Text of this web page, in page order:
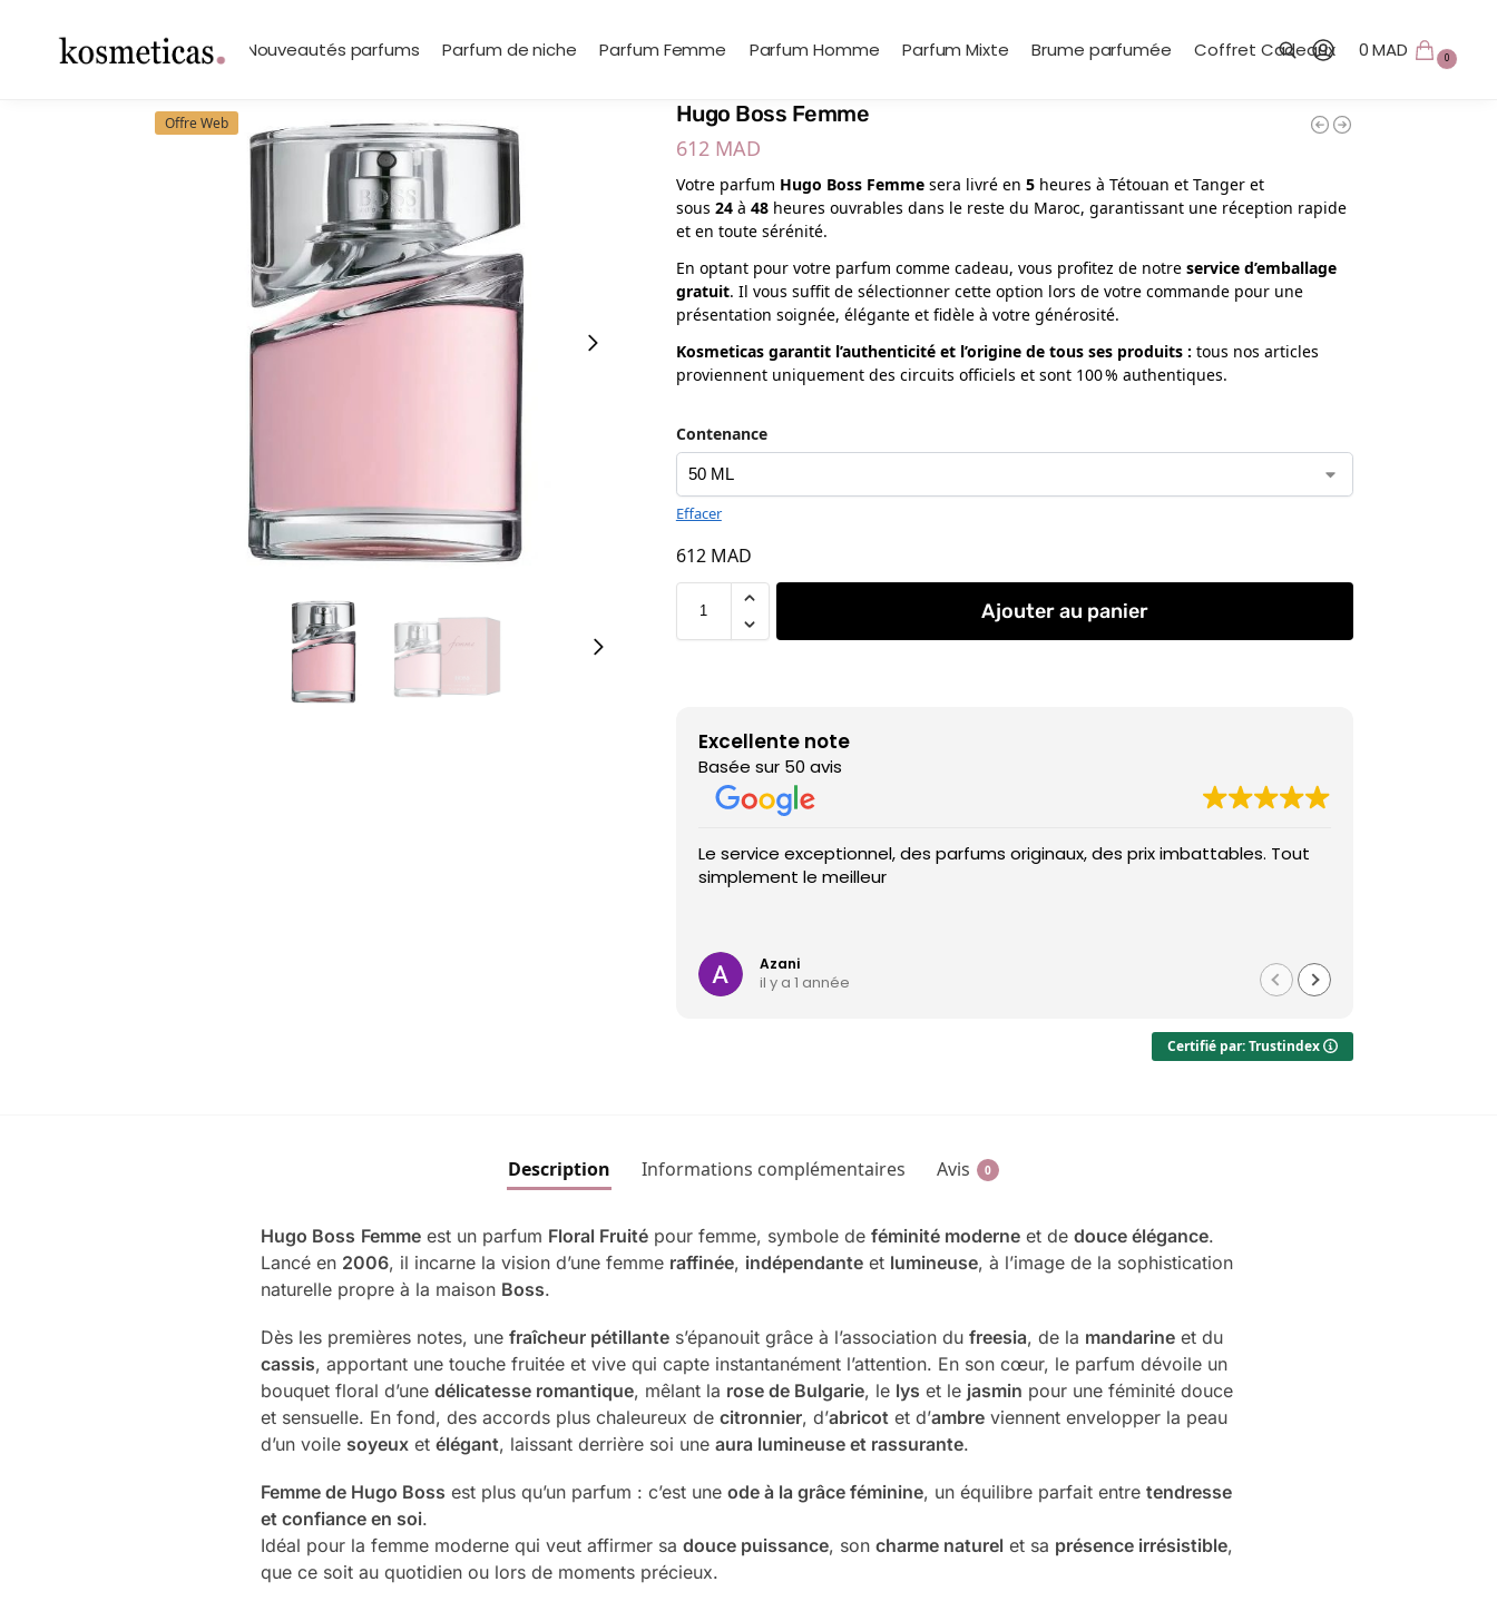
Marques Nouveautés parfums Parfum de niche Parfum Femme Parfum Homme Parfum Mixte Brume parfumée Coffret Cadeaux
Search
0MAD 0
Offre Web
Hugo Boss Femme
612 MAD
Votre parfum Hugo Boss Femmesera livré en 5 heures à Tétouan et Tanger et
sous 24à 48heures ouvrables dans le reste du Maroc, garantissant une réception rapide
et en toute sérénité.
En optant pour votre parfum comme cadeau, vous profitez de notre service d’emballage
gratuit. Il vous suffit de sélectionner cette option lors de votre commande pour une
présentation soignée, élégante et fidèle à votre générosité.
Kosmeticas garantit l’authenticité et l’origine de tous ses produits : tous nos articles
proviennent uniquement des circuits officiels et sont 100 % authentiques.
Contenance
Effacer
612 MAD
Ajouter au panier
Excellente note
Basée sur 50 avis
Le service exceptionnel, des parfums originaux, des prix imbattables. Tout
simplement le meilleur
Azani
il y a 1 année
Certifié par: Trustindex
Description Informations complémentaires Avis 0
Hugo Boss Femmeest un parfum Floral Fruitépour femme, symbole de féminité moderneet de douce élégance.
Lancé en 2006, il incarne la vision d’une femme raffinée, indépendanteet lumineuse, à l’image de la sophistication
naturelle propre à la maison Boss.
Dès les premières notes, une fraîcheur pétillantes’épanouit grâce à l’association du freesia, de la mandarineet du
cassis, apportant une touche fruitée et vive qui capte instantanément l’attention. En son cœur, le parfum dévoile un
bouquet floral d’une délicatesse romantique, mêlant la rose de Bulgarie, le lys et le jasmin pour une féminité douce
et sensuelle. En fond, des accords plus chaleureux de citronnier, d’abricotet d’ambreviennent envelopper la peau
d’un voile soyeuxet élégant, laissant derrière soi une aura lumineuse et rassurante.
Femme de Hugo Boss est plus qu’un parfum : c’est une ode à la grâce féminine, un équilibre parfait entre tendresse
et confiance en soi.
Idéal pour la femme moderne qui veut affirmer sa douce puissance, son charme naturel et sa présence irrésistible,
que ce soit au quotidien ou lors de moments précieux.